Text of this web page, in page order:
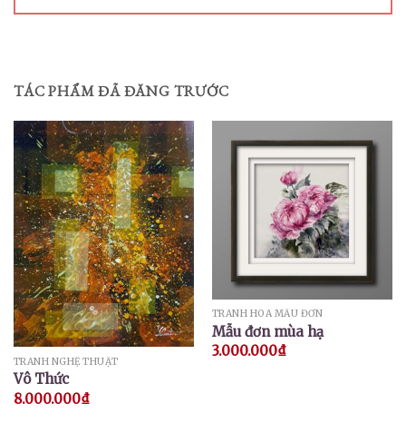
TÁC PHẨM ĐÃ ĐĂNG TRƯỚC
TRANH NGHỆ THUẬT
Vô Thức
8.000.000₫
TRANH HOA MẪU ĐƠN
Mẫu đơn mùa hạ
3.000.000₫